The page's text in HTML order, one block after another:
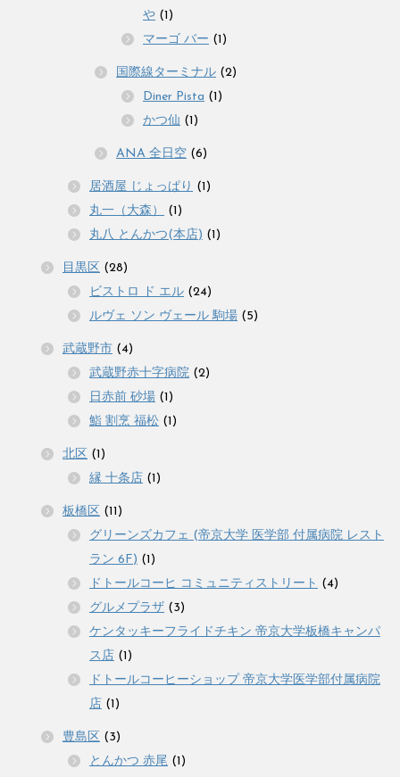
や (1)
マーゴ バー (1)
国際線ターミナル (2)
Diner Pista (1)
かつ仙 (1)
ANA 全日空 (6)
居酒屋 じょっぱり (1)
丸一（大森）
(1)
丸八 とんかつ(本店) (1)
目黒区 (28)
ビストロ ド エル (24)
ルヴェ ソン ヴェール 駒場 (5)
武蔵野市 (4)
武蔵野赤十字病院 (2)
日赤前 砂場 (1)
鮨 割烹 福松 (1)
北区 (1)
縁 十条店 (1)
板橋区 (11)
グリーンズカフェ (帝京大学 医学部 付属病院 レスト
ラン 6F) (1)
ドトールコーヒ コミュニティストリート (4)
グルメプラザ (3)
ケンタッキーフライドチキン 帝京大学板橋キャンパ
ス店 (1)
ドトールコーヒーショップ 帝京大学医学部付属病院
店 (1)
豊島区 (3)
とんかつ 赤尾 (1)